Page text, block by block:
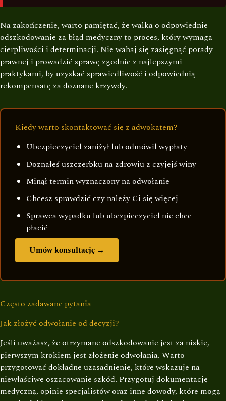
Na zakończenie, warto pamiętać, że walka o odpowiednie
odszkodowanie za błąd medyczny to proces, który wymaga
cierpliwości i determinacji. Nie wahaj się zasięgnąć porady
prawnej i prowadzić sprawę zgodnie z najlepszymi
praktykami, by uzyskać sprawiedliwość i odpowiednią
rekompensatę za doznane krzywdy.
Kiedy warto skontaktować się z adwokatem?
Ubezpieczyciel zaniżył lub odmówił wypłaty
Doznałeś uszczerbku na zdrowiu z czyjejś winy
Minął termin wyznaczony na odwołanie
Chcesz sprawdzić czy należy Ci się więcej
Sprawca wypadku lub ubezpieczyciel nie chce
płacić
Umów konsultację →
Często zadawane pytania
Jak złożyć odwołanie od decyzji?
Jeśli uważasz, że otrzymane odszkodowanie jest za niskie,
pierwszym krokiem jest złożenie odwołania. Warto
przygotować dokładne uzasadnienie, które wskazuje na
niewłaściwe oszacowanie szkód. Przygotuj dokumentację
medyczną, opinie specjalistów oraz inne dowody, które mogą